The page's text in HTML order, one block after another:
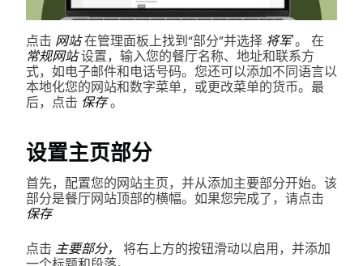
点击 网站在管理面板上找到“部分”并选择 将军。 在
常规网站设置，输入您的餐厅名称、地址和联系方
式，如电子邮件和电话号码。您还可以添加不同语言以
本地化您的网站和数字菜单，或更改菜单的货币。最
后，点击 保存。
设置主页部分
首先，配置您的网站主页，并从添加主要部分开始。该
部分是餐厅网站顶部的横幅。如果您完成了，请点击
保存
点击 主要部分， 将右上方的按钮滑动以启用，并添加